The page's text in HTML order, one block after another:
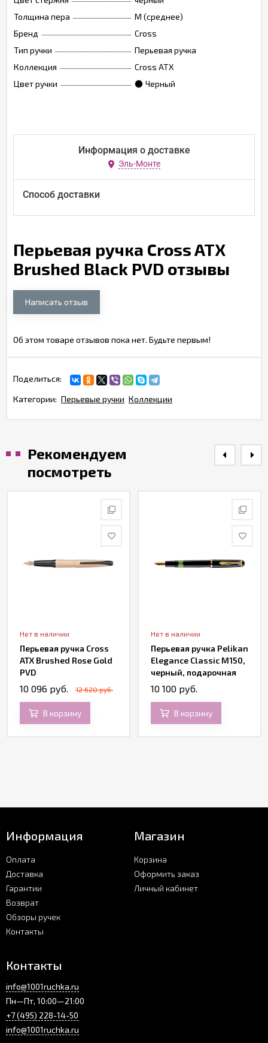
Толщина пера
M (среднее)
Бренд
Cross
Тип ручки
Перьевая ручка
Коллекция
Cross ATX
Цвет ручки
Черный
Информация о доставке
Эль-Монте
Способ доставки
Перьевая ручка Cross ATX
Brushed Black PVD отзывы
Написать отзыв
Об этом товаре отзывов пока нет. Будьте первым!
Поделиться:
Категории: Перьевые ручки Коллекции
Рекомендуем
посмотреть
Нет в наличии
Перьевая ручка Cross
ATX Brushed Rose Gold
PVD
10 096 руб. 12 620 руб.
В корзину
Нет в наличии
Перьевая ручка Pelikan
Elegance Classic M150,
черный, подарочная
коробка
10 100 руб.
В корзину
Информация
Оплата
Доставка
Гарантии
Возврат
Обзоры ручек
Контакты
Магазин
Корзина
Оформить заказ
Личный кабинет
Контакты
info@1001ruchka.ru
Пн—Пт, 10:00—21:00
+7 (495) 228-14-50
info@1001ruchka.ru